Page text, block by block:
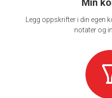
Min
Legg oppskrifter i din egen
notater og